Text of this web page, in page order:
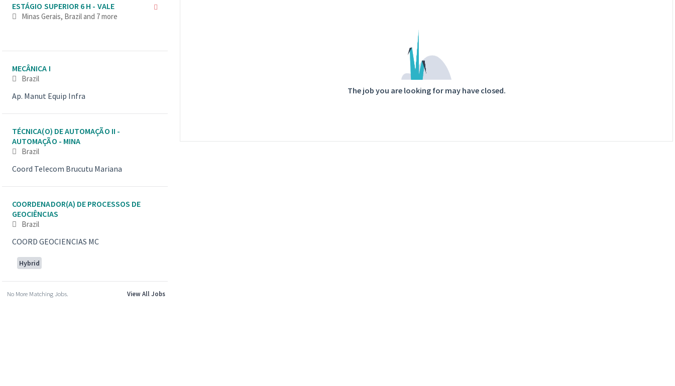
ESTÁGIO SUPERIOR 6 H - VALE
Minas Gerais, Braziland 7 more
MECÂNICA I
Brazil
Ap. Manut Equip Infra
TÉCNICA(O) DE AUTOMAÇÃO II -
AUTOMAÇÃO - MINA
Brazil
Coord Telecom Brucutu Mariana
COORDENADOR(A) DE PROCESSOS DE
GEOCIÊNCIAS
Brazil
COORD GEOCIENCIAS MC
Hybrid
No More Matching Jobs. View All Jobs
The job you are looking for may have closed.